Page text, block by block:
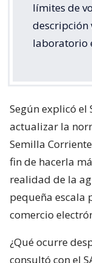
límites de
descripción
laboratorio
Según explicó el
actualizar la
Semilla
fin de hacerla
realidad de la
pequeña escala
comercio
¿Qué ocurre
consultó con el